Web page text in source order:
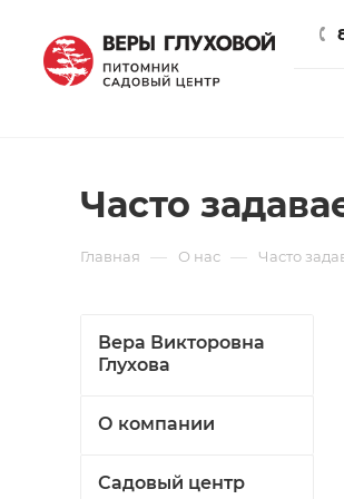
Часто
Главная — О нас — Часто
Вера Викторовна
Глухова
О компании
Садовый центр